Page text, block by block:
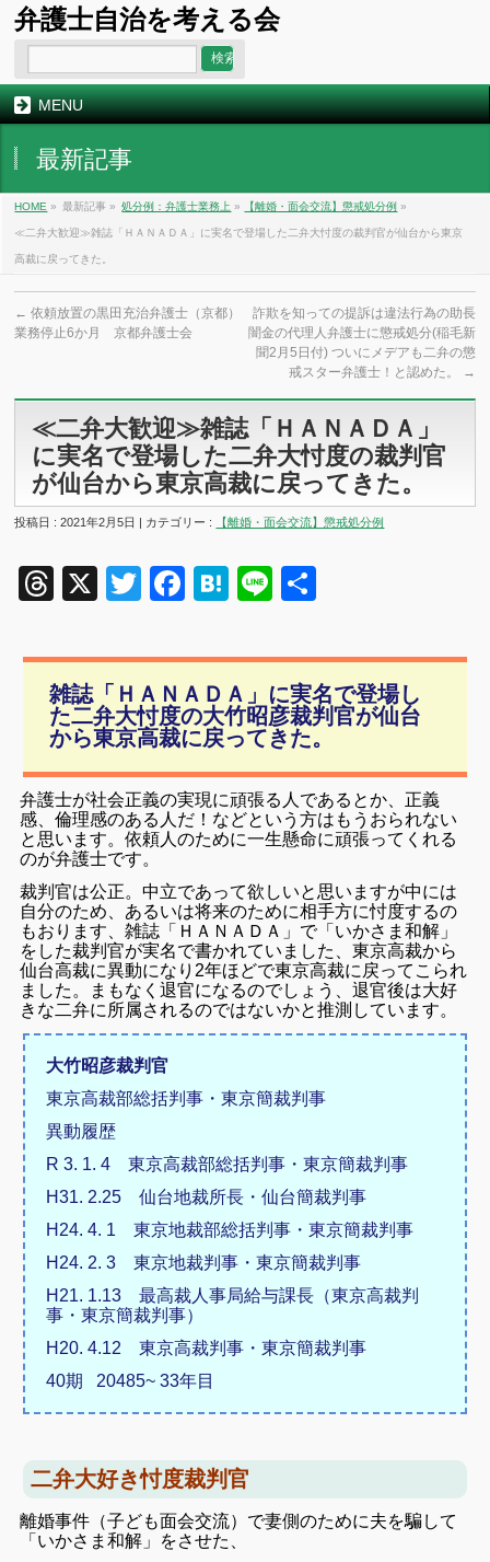
弁護士自治を考える会
MENU
最新記事
HOME » 最新記事 » 処分例：弁護士業務上 » 【離婚・面会交流】懲戒処分例 »
≪二弁大歓迎≫雑誌「ＨＡＮＡＤＡ」に実名で登場した二弁大忖度の裁判官が仙台から東京
高裁に戻ってきた。
← 依頼放置の黒田充治弁護士（京都）
業務停止6か月 京都弁護士会
詐欺を知っての提訴は違法行為の助長
闇金の代理人弁護士に懲戒処分(稲毛新
聞2月5日付) ついにメデアも二弁の懲
戒スター弁護士！と認めた。
→
≪二弁大歓迎≫雑誌「ＨＡＮＡＤＡ」
に実名で登場した二弁大忖度の裁判官
が仙台から東京高裁に戻ってきた。
投稿日 : 2021年2月5日 | カテゴリー : 【離婚・面会交流】懲戒処分例
Threads
X TwitterFacebook
Hatena
Line
雑誌「ＨＡＮＡＤＡ」に実名で登場し
た二弁大忖度の大竹昭彦裁判官が仙台
から東京高裁に戻ってきた。
弁護士が社会正義の実現に頑張る人であるとか、正義
感、倫理感のある人だ！などという方はもうおられない
と思います。依頼人のために一生懸命に頑張ってくれる
のが弁護士です。
裁判官は公正。中立であって欲しいと思いますが中には
自分のため、あるいは将来のために相手方に忖度するの
もおります、雑誌「ＨＡＮＡＤＡ」で「いかさま和解」
をした裁判官が実名で書かれていました、東京高裁から
仙台高裁に異動になり2年ほどで東京高裁に戻ってこられ
ました。まもなく退官になるのでしょう、退官後は大好
きな二弁に所属されるのではないかと推測しています。
大竹昭彦裁判官
東京高裁部総括判事・東京簡裁判事
異動履歴
R 3. 1. 4 東京高裁部総括判事・東京簡裁判事
H31. 2.25 仙台地裁所長・仙台簡裁判事
H24. 4. 1 東京地裁部総括判事・東京簡裁判事
H24. 2. 3 東京地裁判事・東京簡裁判事
H21. 1.13 最高裁人事局給与課長（東京高裁判
事・東京簡裁判事）
H20. 4.12 東京高裁判事・東京簡裁判事
40期 20485~ 33年目
二弁大好き忖度裁判官
離婚事件（子ども面会交流）で妻側のために夫を騙して
「いかさま和解」をさせた、